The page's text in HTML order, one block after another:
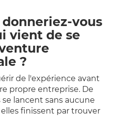
vous
vient de se
?
de l'expérience avant
propre entreprise. De
lancent sans aucune
finissent par trouver